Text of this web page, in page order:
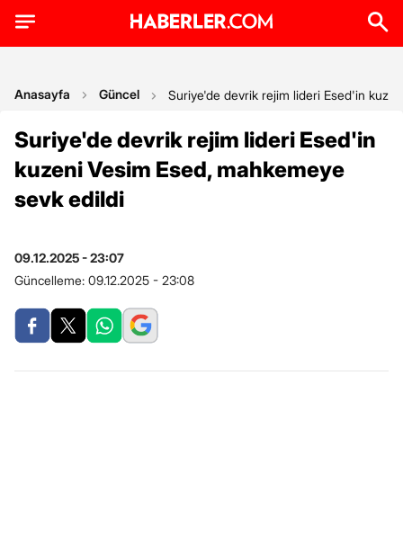
Anasayfa Güncel Suriye'de devrik rejim lideri Esed'in
Suriye'de devrik rejim lideri Esed'in
kuzeni Vesim Esed, mahkemeye
sevk edildi
09.12.2025 - 23:07
Güncelleme: 09.12.2025 - 23:08